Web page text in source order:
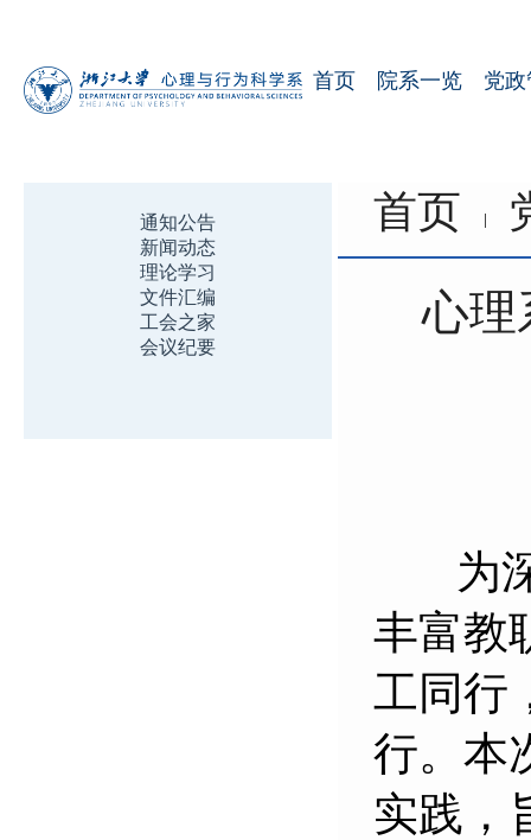
首页 院系一览 党
通知公告
新闻动态
理论学习
文件汇编
工会之家
会议纪要
首页
心理
为深
丰富教
工同行
行。本
实践，